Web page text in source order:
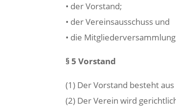
• der Vorstand;
• der Vereinsausschuss und
• die
§ 5 Vorstand
(1) Der Vorstand besteht
(2) Der Verein wird